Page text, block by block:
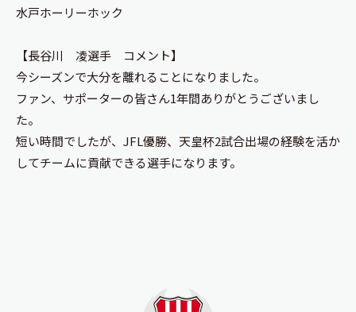
水戸ホーリーホック
【長谷川 凌選手 コメント】
今シーズンで大分を離れることになりました。
ファン、サポーターの皆さん1年間ありがとうございまし
た。
短い時間でしたが、JFL優勝、天皇杯2試合出場の経験を活か
してチームに貢献できる選手になります。